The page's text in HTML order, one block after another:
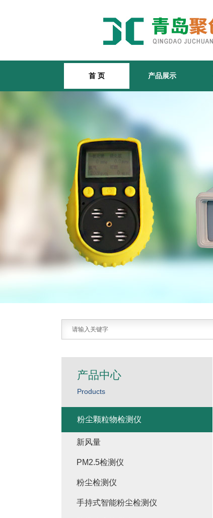
首 页 产品展示
产品中心
Products
粉尘颗粒物检测仪
新风量
PM2.5检测仪
粉尘检测仪
手持式智能粉尘检测仪